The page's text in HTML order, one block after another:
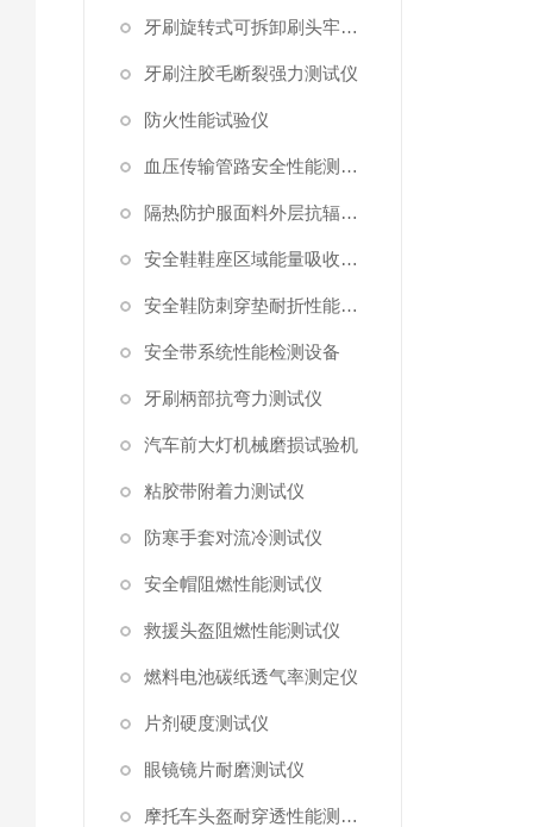
牙刷旋转式可拆卸刷头牢固度测试仪
牙刷注胶毛断裂强力测试仪
防火性能试验仪
血压传输管路安全性能测试仪
隔热防护服面料外层抗辐射渗透性能测试仪
安全鞋鞋座区域能量吸收测试仪
安全鞋防刺穿垫耐折性能测试仪
安全带系统性能检测设备
牙刷柄部抗弯力测试仪
汽车前大灯机械磨损试验机
粘胶带附着力测试仪
防寒手套对流冷测试仪
安全帽阻燃性能测试仪
救援头盔阻燃性能测试仪
燃料电池碳纸透气率测定仪
片剂硬度测试仪
眼镜镜片耐磨测试仪
摩托车头盔耐穿透性能测试仪